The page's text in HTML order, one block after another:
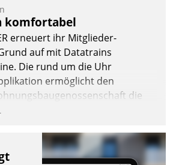
– eine
komfortabel
erneuert ihr Mitglieder-
auf mit Datatrains
Die rund um die Uhr
ermöglicht den
die
Smartphone, Tablet oder PC.